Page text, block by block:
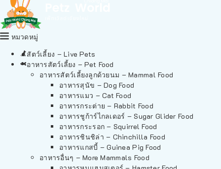
หมวดหมู่
สัตว์เลี้ยง – Live Pets
อาหารสัตว์เลี้ยง – Pet Food
อาหารสัตว์เลี้ยงลูกด้วยนม – Mammal Food
อาหารสุนัข – Dog Food
อาหารแมว – Cat Food
อาหารกระต่าย – Rabbit Food
อาหารชูก้าร์ไกลเดอร์ – Sugar Glider Food
อาหารกระรอก – Squirrel Food
อาหารชินชิล่า – Chinchilla Food
อาหารแกสบี้ – Guinea Pig Food
อาหารอื่นๆ – More Mammals Food